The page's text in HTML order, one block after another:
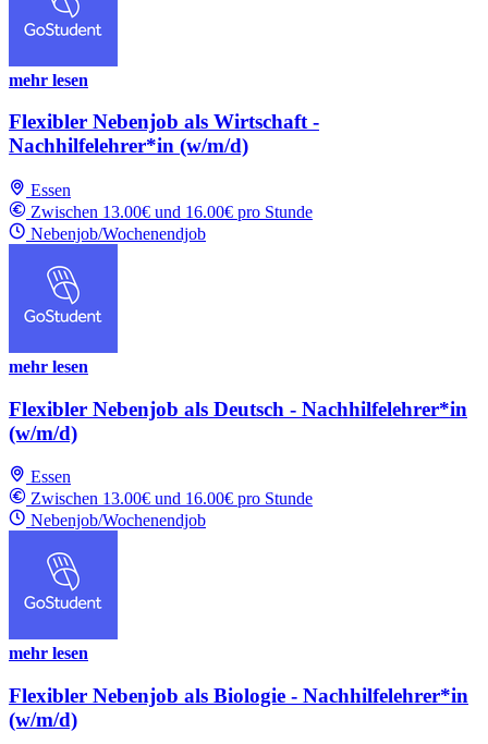
mehr lesen
Flexibler Nebenjob als Wirtschaft -
Nachhilfelehrer*in (w/m/d)
Essen
Zwischen 13.00€ und 16.00€ pro Stunde
Nebenjob/Wochenendjob
mehr lesen
Flexibler Nebenjob als Deutsch - Nachhilfelehrer*in
(w/m/d)
Essen
Zwischen 13.00€ und 16.00€ pro Stunde
Nebenjob/Wochenendjob
mehr lesen
Flexibler Nebenjob als Biologie - Nachhilfelehrer*in
(w/m/d)